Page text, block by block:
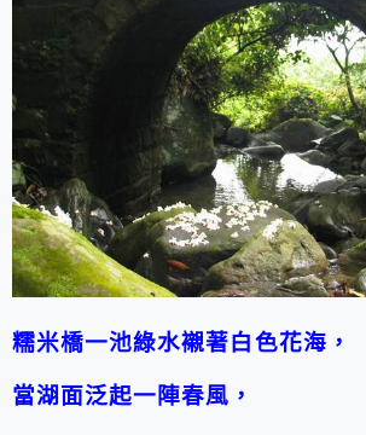
糯米橋一池綠水襯著白色花海，
當湖面泛起一陣春風，